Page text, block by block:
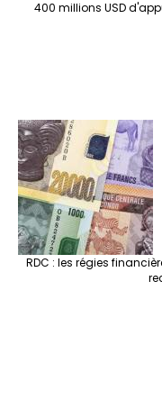
400 millions USD
RDC : les régies